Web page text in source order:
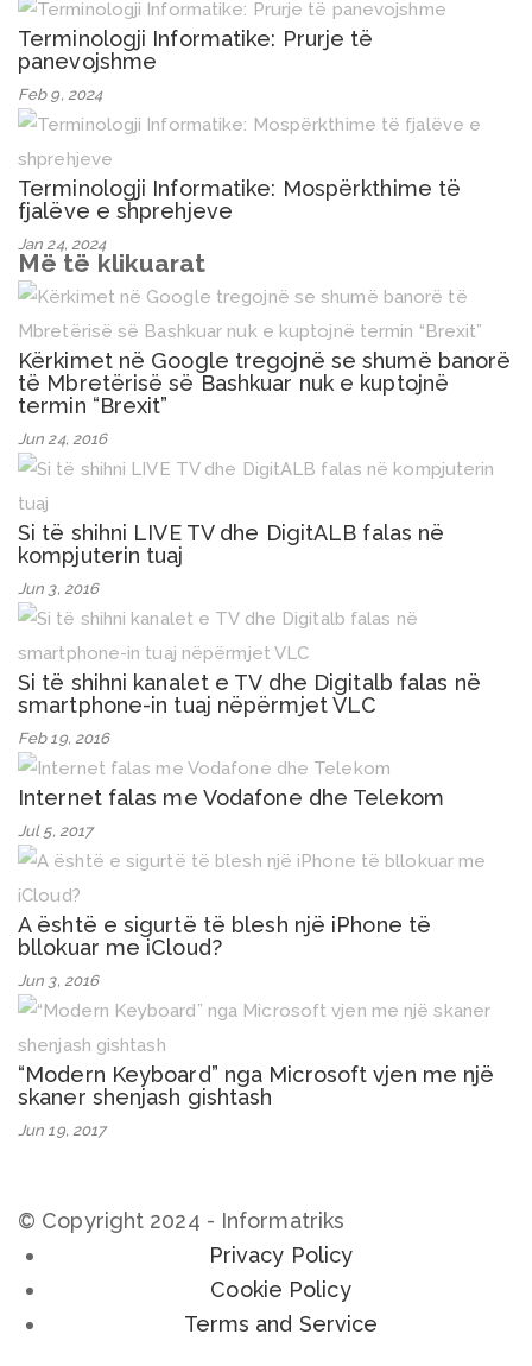
Terminologji Informatike: Prurje të
panevojshme
Feb 9, 2024
Terminologji Informatike: Mospërkthime të
fjalëve e shprehjeve
Jan 24, 2024
Më të klikuarat
Kërkimet në Google tregojnë se shumë banorë
të Mbretërisë së Bashkuar nuk e kuptojnë
termin “Brexit”
Jun 24, 2016
Si të shihni LIVE TV dhe DigitALB falas në
kompjuterin tuaj
Jun 3, 2016
Si të shihni kanalet e TV dhe Digitalb falas në
smartphone-in tuaj nëpërmjet VLC
Feb 19, 2016
Internet falas me Vodafone dhe Telekom
Jul 5, 2017
A është e sigurtë të blesh një iPhone të
bllokuar me iCloud?
Jun 3, 2016
“Modern Keyboard” nga Microsoft vjen me një
skaner shenjash gishtash
Jun 19, 2017
© Copyright 2024 - Informatriks
Privacy Policy
Cookie Policy
Terms and Service